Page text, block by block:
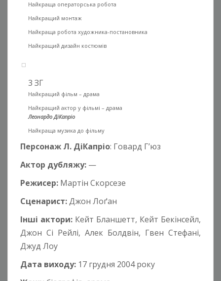
Найкраща операторська робота
Найкращий монтаж
Найкраща робота художника-постановника
Найкращий дизайн костюмів
3 ЗГ
Найкращий фільм – драма
Найкращий актор у фільмі – драма
Леонардо ДіКапріо
Найкраща музика до фільму
Персонаж Л. ДіКапріо: Говард Г’юз
Актор дубляжу: —
Режисер: Мартін Скорсезе
Сценарист:Джон Лоґан
Інші актори: Кейт Бланшетт, Кейт Бекінсейл,
Джон Сі Рейлі, Алек Болдвін, Гвен Стефані,
Джуд Лоу
Дата виходу: 17 грудня 2004 року